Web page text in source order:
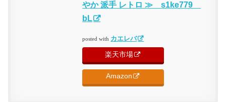
やか 派手 レトロ ≫ s1ke779
bL
posted with カエレバ
楽天市場
Amazon